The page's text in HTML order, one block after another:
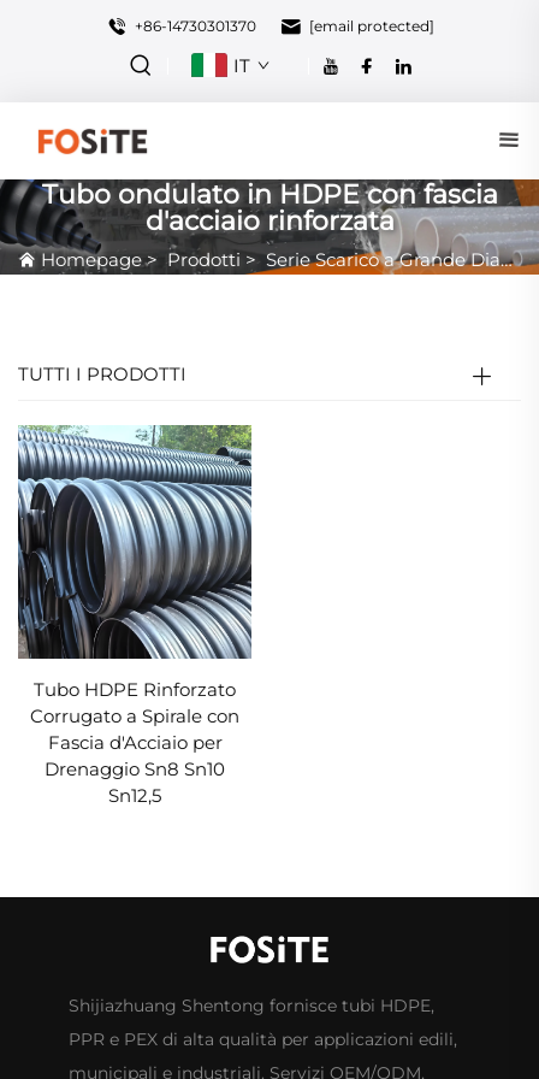
+86-14730301370 [email protected]
IT
Tubo ondulato in HDPE con fascia
d'acciaio rinforzata
Homepage>Prodotti >Serie Scarico a Grande Diametro
TUTTI I PRODOTTI
Tubo HDPE Rinforzato
Corrugato a Spirale con
Fascia d'Acciaio per
Drenaggio Sn8 Sn10
Sn12,5
Shijiazhuang Shentong fornisce tubi HDPE,
PPR e PEX di alta qualità per applicazioni edili,
municipali e industriali. Servizi OEM/ODM,